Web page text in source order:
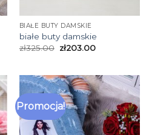
BIAŁE BUTY DAMSKIE
białe buty damskie
zł325.00 zł203.00
Promocja!